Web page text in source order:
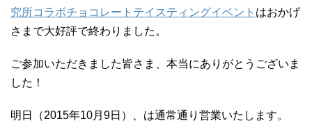
究所コラボチョコレートテイスティングイベント はおかげ
さまで大好評で終わりました。
ご参加いただきました皆さま、本当にありがとうございま
した！
明日（2015年10月9日）、は通常通り営業いたします。